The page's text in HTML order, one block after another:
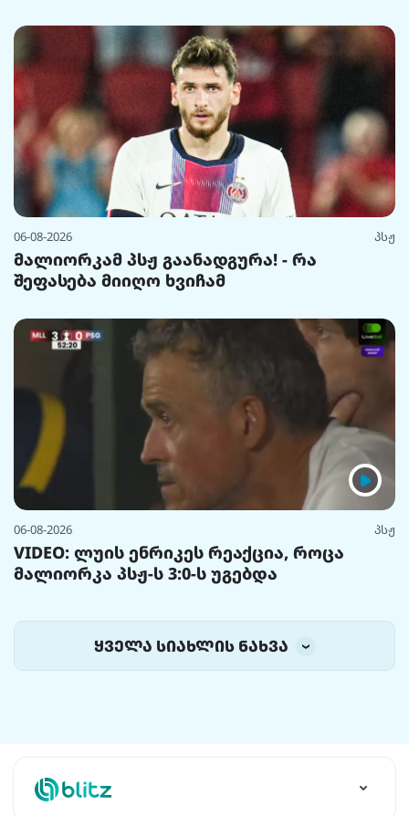
06-08-2026 პსჟ
მალიორკამ პსჟ გაანადგურა! - რა
შეფასება მიიღო ხვიჩამ
06-08-2026 პსჟ
VIDEO: ლუის ენრიკეს რეაქცია, როცა
მალიორკა პსჟ-ს 3:0-ს უგებდა
ყველა სიახლის ნახვა